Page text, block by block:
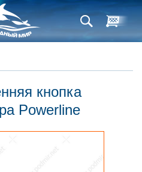
кнопка
Powerline